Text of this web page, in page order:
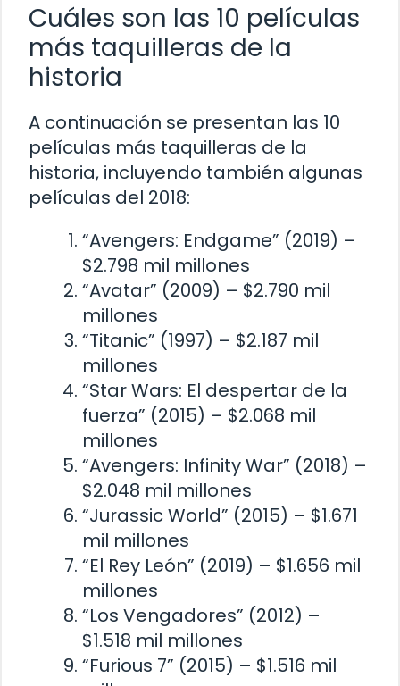
Cuáles son las 10 películas
más taquilleras de la
historia
A continuación se presentan las 10
películas más taquilleras de la
historia, incluyendo también algunas
películas del 2018:
“Avengers: Endgame” (2019) –
$2.798 mil millones
“Avatar” (2009) – $2.790 mil
millones
“Titanic” (1997) – $2.187 mil
millones
“Star Wars: El despertar de la
fuerza” (2015) – $2.068 mil
millones
“Avengers: Infinity War” (2018) –
$2.048 mil millones
“Jurassic World” (2015) – $1.671
mil millones
“El Rey León” (2019) – $1.656 mil
millones
“Los Vengadores” (2012) –
$1.518 mil millones
“Furious 7” (2015) – $1.516 mil